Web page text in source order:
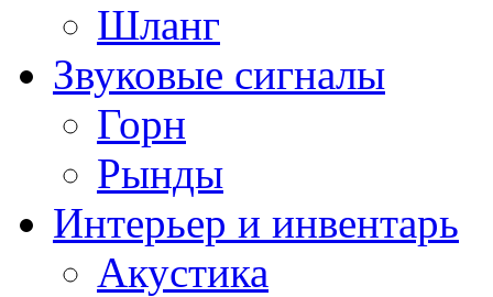
Шланг
Звуковые сигналы
Горн
Рынды
Интерьер и инвентарь
Акустика